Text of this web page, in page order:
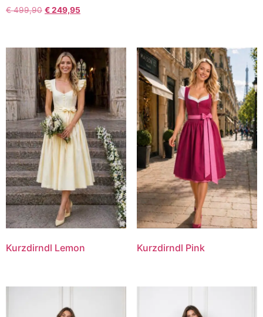
€499,90 €249,95
Kurzdirndl Lemon Kurzdirndl Pink